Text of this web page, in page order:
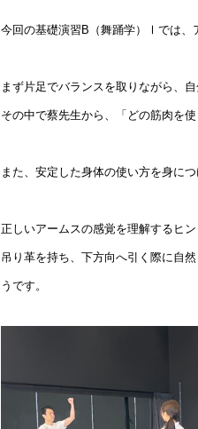
今回の基礎演習B（舞踊学）Ⅰでは、
まず片足でバランスを取りながら、
その中で蔡先生から、「 どの筋肉を
また、安定した身体の使い方を身につ
正しいアームスの感覚を理解するヒン
吊り革を持ち、下方向へ引く際に自
うです。